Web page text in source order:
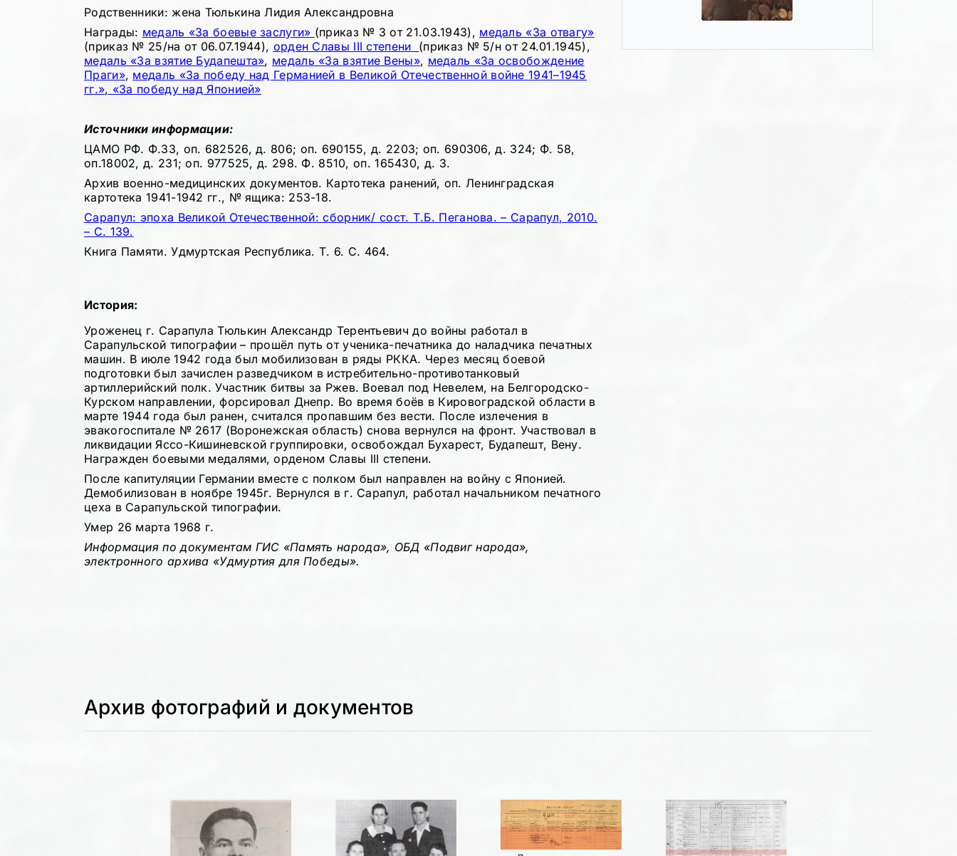
Родственники: жена Тюлькина Лидия Александровна
Награды: медаль «За боевые заслуги» (приказ № 3 от 21.03.1943), медаль «За отвагу»
(приказ № 25/на от 06.07.1944), орден Славы III степени (приказ № 5/н от 24.01.1945),
медаль «За взятие Будапешта», медаль «За взятие Вены», медаль «За освобождение
Праги», медаль «За победу над Германией в Великой Отечественной войне 1941–1945
гг.», «За победу над Японией»
Источники информации:
ЦАМО РФ. Ф.33, оп. 682526, д. 806; оп. 690155, д. 2203; оп. 690306, д. 324; Ф. 58,
оп.18002, д. 231; оп. 977525, д. 298. Ф. 8510, оп. 165430, д. 3.
Архив военно-медицинских документов. Картотека ранений, оп. Ленинградская
картотека 1941-1942 гг., № ящика: 253-18.
Сарапул: эпоха Великой Отечественной: сборник/ сост. Т.Б. Пеганова. – Сарапул, 2010.
– С. 139.
Книга Памяти. Удмуртская Республика. Т. 6. С. 464.
История:
Уроженец г. Сарапула Тюлькин Александр Терентьевич до войны работал в
Сарапульской типографии – прошёл путь от ученика-печатника до наладчика печатных
машин. В июле 1942 года был мобилизован в ряды РККА. Через месяц боевой
подготовки был зачислен разведчиком в истребительно-противотанковый
артиллерийский полк. Участник битвы за Ржев. Воевал под Невелем, на Белгородско-
Курском направлении, форсировал Днепр. Во время боёв в Кировоградской области в
марте 1944 года был ранен, считался пропавшим без вести. После излечения в
эвакогоспитале № 2617 (Воронежская область) снова вернулся на фронт. Участвовал в
ликвидации Яссо-Кишиневской группировки, освобождал Бухарест, Будапешт, Вену.
Награжден боевыми медалями, орденом Славы III степени.
После капитуляции Германии вместе с полком был направлен на войну с Японией.
Демобилизован в ноябре 1945г. Вернулся в г. Сарапул, работал начальником печатного
цеха в Сарапульской типографии.
Умер 26 марта 1968 г.
Информация по документам ГИС «Память народа», ОБД «Подвиг народа»,
электронного архива «Удмуртия для Победы».
Архив фотографий и документов